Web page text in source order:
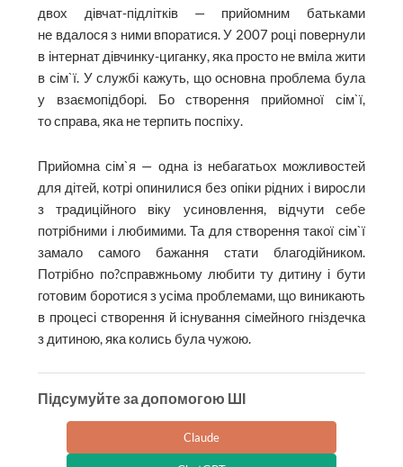
двох дівчат-підлітків — прийомним батьками
не вдалося з ними впоратися. У 2007 році повернули
в інтернат дівчинку-циганку, яка просто не вміла жити
в сім`ї. У службі кажуть, що основна проблема була
у взаємопідборі. Бо створення прийомної сім`ї,
то справа, яка не терпить поспіху.
Прийомна сім`я — одна із небагатьох можливостей
для дітей, котрі опинилися без опіки рідних і виросли
з традиційного віку усиновлення, відчути себе
потрібними і любимими. Та для створення такої сім`ї
замало самого бажання стати благодійником.
Потрібно по?справжньому любити ту дитину і бути
готовим боротися з усіма проблемами, що виникають
в процесі створення й існування сімейного гніздечка
з дитиною, яка колись була чужою.
Підсумуйте за допомогою ШІ
Claude